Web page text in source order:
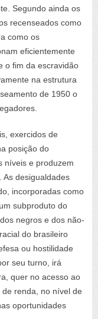
Segundo ainda os
recenseados como
como os
eficientemente
o fim da escravidão
na estrutura
de 1950 o
exercidos de
posição do
níveis e produzem
As desigualdades
incorporadas como
subproduto do
negros e dos não-
do brasileiro
ou hostilidade
seu turno, irá
quer no acesso ao
renda, no nível de
oportunidades